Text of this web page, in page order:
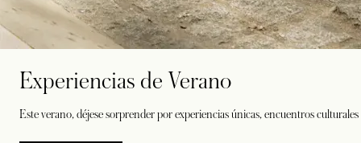
Experiencias de Verano
Este verano, déjese sorprender por experiencias únicas, encuentros